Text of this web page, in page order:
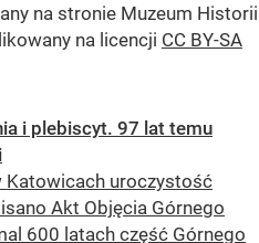
na stronie Muzeum Historii
na licencji CC BY-SA
i plebiscyt. 97 lat temu
Katowicach uroczystość
Akt Objęcia Górnego
600 latach część Górnego